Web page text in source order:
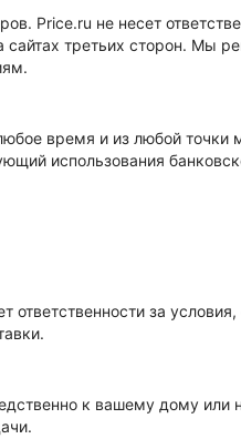
Price.ru не несет
третьих сторон. Мы
время и из любой точки
использования
за
к вашему дому или